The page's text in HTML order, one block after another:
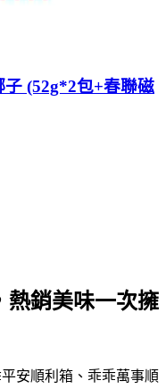
(52g*2包+春聯磁
熱銷美味一次擁
安順利箱、乖乖萬事順